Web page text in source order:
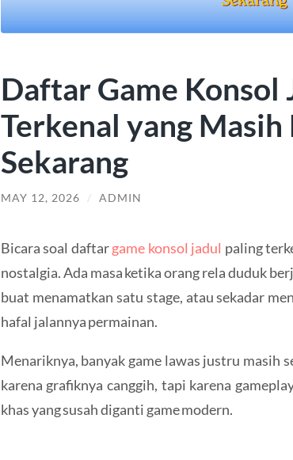
Daftar Game Konsol
Terkenal yang
Sekarang
MAY 12, 2026 / ADMIN
Bicara soal daftargame konsol jadul paling
nostalgia. Ada masa ketika orang rela duduk
buat menamatkan satu stage, atau sekadar
hafal jalannya permainan.
Menariknya, banyak game lawas justru masih
karena grafiknya canggih, tapi karena
khas yang susah diganti game modern.